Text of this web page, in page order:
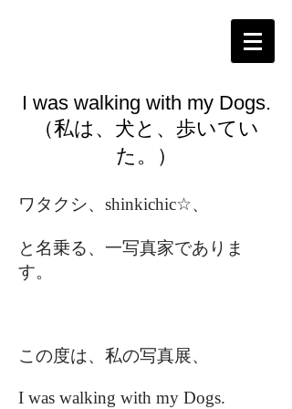
I was walking with my Dogs.
（私は、犬と、歩いてい
た。）
ワタクシ、shinkichic☆、
と名乗る、一写真家でありま
す。
この度は、私の写真展、
I was walking with my Dogs.